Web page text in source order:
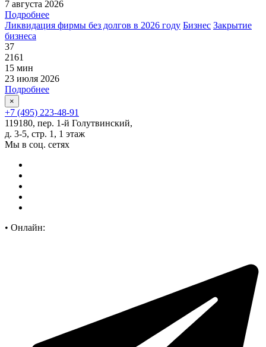
7 августа 2026
Подробнее
Ликвидация фирмы без долгов в 2026 году Бизнес Закрытие
бизнеса
37
2161
15 мин
23 июля 2026
Подробнее
×
+7 (495) 223-48-91
119180, пер. 1-й Голутвинский,
д. 3-5, стр. 1, 1 этаж
Мы в соц. сетях
• Онлайн: